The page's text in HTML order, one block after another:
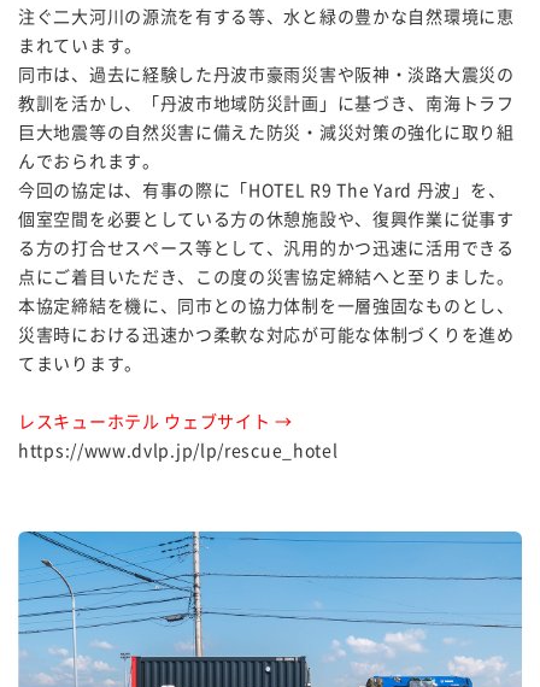
注ぐ二大河川の源流を有する等、水と緑の豊かな自然環境に恵
まれています。
同市は、過去に経験した丹波市豪雨災害や阪神・淡路大震災の
教訓を活かし、「丹波市地域防災計画」に基づき、南海トラフ
巨大地震等の自然災害に備えた防災・減災対策の強化に取り組
んでおられます。
今回の協定は、有事の際に「HOTEL R9 The Yard 丹波」を、
個室空間を必要としている方の休憩施設や、復興作業に従事す
る方の打合せスペース等として、汎用的かつ迅速に活用できる
点にご着目いただき、この度の災害協定締結へと至りました。
本協定締結を機に、同市との協力体制を一層強固なものとし、
災害時における迅速かつ柔軟な対応が可能な体制づくりを進め
てまいります。
レスキューホテル ウェブサイト →
https://www.dvlp.jp/lp/rescue_hotel